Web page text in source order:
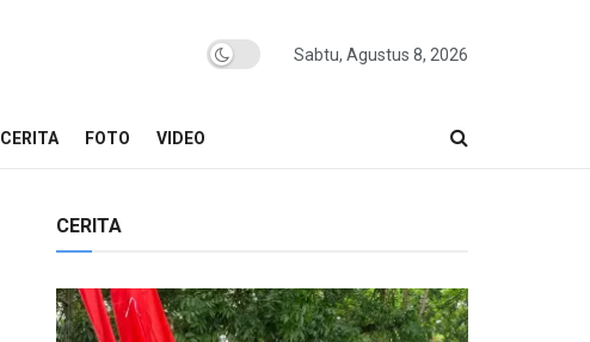
Sabtu, Agustus 8, 2026
CERITA FOTO VIDEO
CERITA